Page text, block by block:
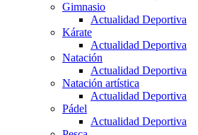
Gimnasio
Actualidad Deportiva
Kárate
Actualidad Deportiva
Natación
Actualidad Deportiva
Natación artística
Actualidad Deportiva
Pádel
Actualidad Deportiva